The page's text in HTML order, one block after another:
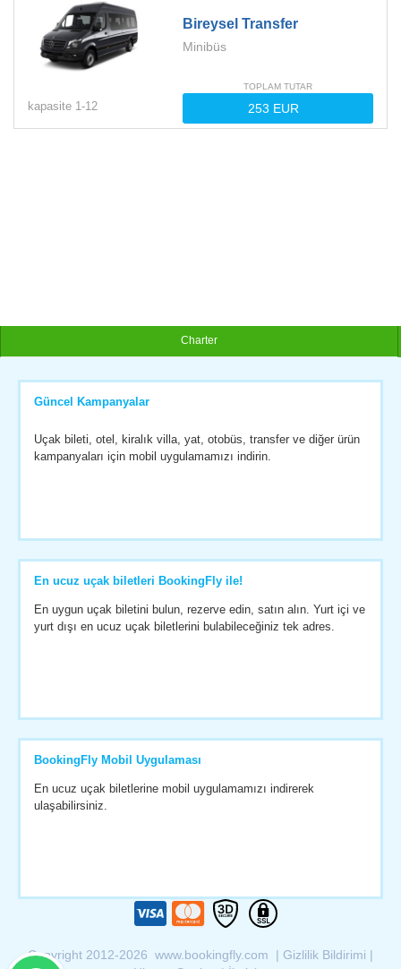
Bireysel Transfer
Minibüs
kapasite 1-12
TOPLAM TUTAR
Charter
Güncel Kampanyalar
Uçak bileti, otel, kiralık villa, yat, otobüs, transfer ve diğer ürün
kampanyaları için mobil uygulamamızı indirin.
En ucuz uçak biletleri BookingFly ile!
En uygun uçak biletini bulun, rezerve edin, satın alın. Yurt içi ve
yurt dışı en ucuz uçak biletlerini bulabileceğiniz tek adres.
BookingFly Mobil Uygulaması
En ucuz uçak biletlerine mobil uygulamamızı indirerek
ulaşabilirsiniz.
Copyright 2012-2026 www.bookingfly.com | Gizlilik Bildirimi |